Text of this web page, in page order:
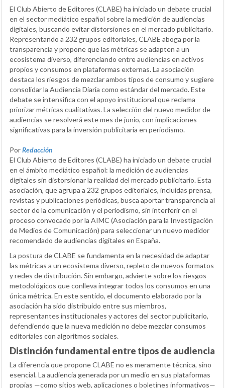
El Club Abierto de Editores (CLABE) ha iniciado un debate crucial
en el sector mediático español sobre la medición de audiencias
digitales, buscando evitar distorsiones en el mercado publicitario.
Representando a 232 grupos editoriales, CLABE aboga por la
transparencia y propone que las métricas se adapten a un
ecosistema diverso, diferenciando entre audiencias en activos
propios y consumos en plataformas externas. La asociación
destaca los riesgos de mezclar ambos tipos de consumo y sugiere
consolidar la Audiencia Diaria como estándar del mercado. Este
debate se intensifica con el apoyo institucional que reclama
priorizar métricas cualitativas. La selección del nuevo medidor de
audiencias se resolverá este mes de junio, con implicaciones
significativas para la inversión publicitaria en periodismo.
PorRedacción
El Club Abierto de Editores (CLABE) ha iniciado un debate crucial
en el ámbito mediático español: la medición de audiencias
digitales sin distorsionar la realidad del mercado publicitario. Esta
asociación, que agrupa a 232 grupos editoriales, incluidas prensa,
revistas y publicaciones periódicas, busca aportar transparencia al
sector de la comunicación y el periodismo, sin interferir en el
proceso convocado por la AIMC (Asociación para la Investigación
de Medios de Comunicación) para seleccionar un nuevo medidor
recomendado de audiencias digitales en España.
La postura de CLABE se fundamenta en la necesidad de adaptar
las métricas a un ecosistema diverso, repleto de nuevos formatos
y redes de distribución. Sin embargo, advierte sobre los riesgos
metodológicos que conlleva integrar todos los consumos en una
única métrica. En este sentido, el documento elaborado por la
asociación ha sido distribuido entre sus miembros,
representantes institucionales y actores del sector publicitario,
defendiendo que la nueva medición no debe mezclar consumos
editoriales con algoritmos sociales.
Distinción fundamental entre tipos de audiencia
La diferencia que propone CLABE no es meramente técnica, sino
esencial. La audiencia generada por un medio en sus plataformas
propias —como sitios web, aplicaciones o boletines informativos—